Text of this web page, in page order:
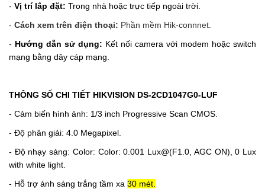
- Vị trí lắp đặt: Trong nhà hoặc trực tiếp ngoài trời.
- Cách xem trên điện thoại: Phần mềm Hik-connnet.
- Hướng dẫn sử dụng: Kết nối camera với modem hoặc switch
mạng bằng dây cáp mạng.
THÔNG SỐ CHI TIẾT HIKVISION DS-2CD1047G0-LUF
- Cảm biến hình ảnh: 1/3 inch Progressive Scan CMOS.
- Độ phân giải: 4.0 Megapixel.
- Độ nhạy sáng: Color: Color: 0.001 Lux@(F1.0, AGC ON), 0 Lux
with white light.
- Hỗ trợ ánh sáng trắng tầm xa 30 mét.